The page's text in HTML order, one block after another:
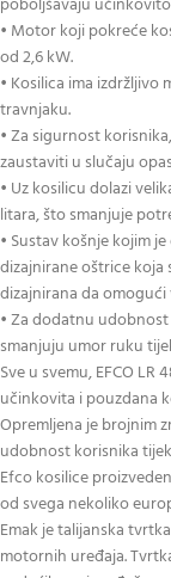
• Motor koji pokreće
od 2,6 kW.
• Kosilica ima
travnjaku.
• Za sigurnost
zaustaviti u slučaju
• Uz kosilicu dolazi
litara, što smanjuje
• Sustav košnje kojim
dizajnirane oštrice
dizajnirana da
• Za dodatnu
smanjuju umor ruku
Sve u svemu, EFCO LR
učinkovita i pouzdana
Opremljena je brojnim
udobnost korisnika
Efco kosilice
od svega nekoliko
Emak je talijanska
motornih uređaja.